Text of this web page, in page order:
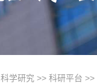
科学研究 >> 科研平台 >>